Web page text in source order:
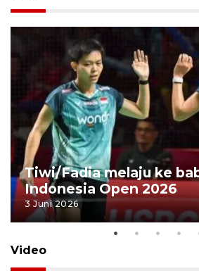
Tiwi/Fadia melaju ke
Indonesia Open 2026
3 Juni 2026
Video